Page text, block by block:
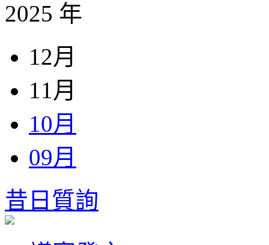
2025 年
12月
11月
10月
09月
昔日質詢